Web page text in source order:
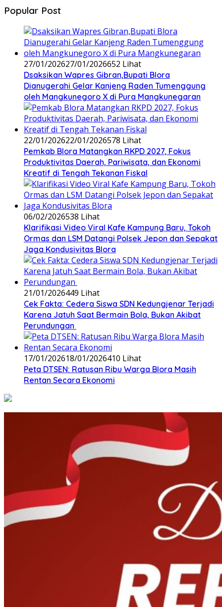
Popular Post
27/01/202627/01/2026652 Lihat
‎Dsaksikan Wapres Gibran,Bupati Blora
Dianugerahi Gelar Kanjeng Raden Tumenggung
oleh Mangkunegoro X di Pura Mangkunegaran
22/01/202622/01/2026578 Lihat
‎Pemkab Blora Matangkan RKPD 2027, Fokus
Produktivitas Daerah, Pariwisata, dan Ekonomi
Kreatif di Tengah Tekanan Fiskal
06/02/2026538 Lihat
‎Klarifikasi Video Viral Kafe Kampung Baru, Tokoh
Ormas dan LSM Datangi Polsek Jepon dan Sepakat
Jaga Kondusivitas Blora
21/01/2026449 Lihat
Cek Fakta: Cedera Siswa SDN Kedungjenar Terjadi
Karena Jatuh Saat Bermain Bola, Bukan Akibat
Perundungan ‎
17/01/202618/01/2026410 Lihat
‎Peta DTSEN: Ratusan Ribu Warga Blora Masih
Rentan Secara Ekonomi